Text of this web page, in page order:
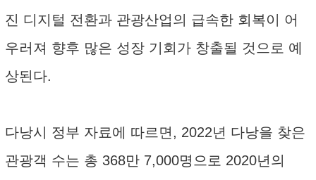
진 디지털 전환과 관광산업의 급속한 회복이 어
우러져 향후 많은 성장 기회가 창출될 것으로 예
상된다.
다낭시 정부 자료에 따르면, 2022년 다낭을 찾은
관광객 수는 총 368만 7,000명으로 2020년의